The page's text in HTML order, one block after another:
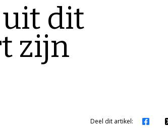
uit dit
zijn
Deel dit artikel: